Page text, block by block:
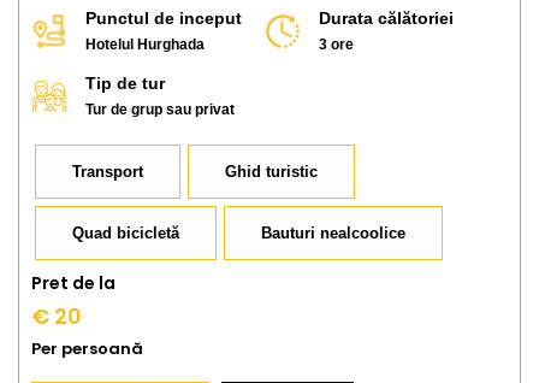
Punctul de inceput
Hotelul Hurghada
Durata călătoriei
3 ore
Tip de tur
Tur de grup sau privat
Transport Ghid turistic
Quad bicicletă Bauturi nealcoolice
Pret de la
€ 20
Per persoană